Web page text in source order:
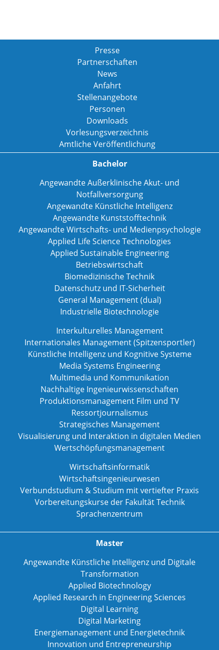
Presse
Partnerschaften
News
Anfahrt
Stellenangebote
Personen
Downloads
Vorlesungsverzeichnis
Amtliche Veröffentlichung
Bachelor
Angewandte Außerklinische Akut- und
Notfallversorgung
Angewandte Künstliche Intelligenz
Angewandte Kunststofftechnik
Angewandte Wirtschafts- und Medienpsychologie
Applied Life Science Technologies
Applied Sustainable Engineering
Betriebswirtschaft
Biomedizinische Technik
Datenschutz und IT-Sicherheit
General Management (dual)
Industrielle Biotechnologie
Interkulturelles Management
Internationales Management (Spitzensportler)
Künstliche Intelligenz und Kognitive Systeme
Media Systems Engineering
Multimedia und Kommunikation
Nachhaltige Ingenieurwissenschaften
Produktionsmanagement Film und TV
Ressortjournalismus
Strategisches Management
Visualisierung und Interaktion in digitalen Medien
Wertschöpfungsmanagement
Wirtschaftsinformatik
Wirtschaftsingenieurwesen
Verbundstudium & Studium mit vertiefter Praxis
Vorbereitungskurse der Fakultät Technik
Sprachenzentrum
Master
Angewandte Künstliche Intelligenz und Digitale
Transformation
Applied Biotechnology
Applied Research in Engineering Sciences
Digital Learning
Digital Marketing
Energiemanagement und Energietechnik
Innovation und Entrepreneurship